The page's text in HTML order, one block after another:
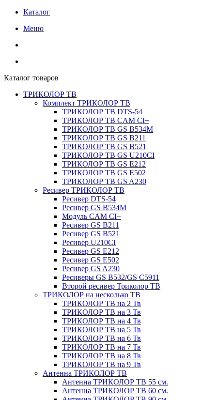
Каталог
Меню
Каталог товаров
ТРИКОЛОР ТВ
Комплект ТРИКОЛОР ТВ
ТРИКОЛОР ТВ DTS-54
ТРИКОЛОР ТВ CAM CI+
ТРИКОЛОР ТВ GS B534M
ТРИКОЛОР ТВ GS B211
ТРИКОЛОР ТВ GS B521
ТРИКОЛОР ТВ GS U210CI
ТРИКОЛОР ТВ GS E212
ТРИКОЛОР ТВ GS E502
ТРИКОЛОР ТВ GS A230
Ресивер ТРИКОЛОР ТВ
Ресивер DTS-54
Ресивер GS B534M
Модуль CAM CI+
Ресивер GS B211
Ресивер GS B521
Ресивер U210CI
Ресивер GS E212
Ресивер GS E502
Ресивер GS A230
Ресиверы GS B532/GS C5911
Второй ресивер Триколор ТВ
ТРИКОЛОР на несколько ТВ
ТРИКОЛОР ТВ на 2 Тв
ТРИКОЛОР ТВ на 3 Тв
ТРИКОЛОР ТВ на 4 Тв
ТРИКОЛОР ТВ на 5 Тв
ТРИКОЛОР ТВ на 6 Тв
ТРИКОЛОР ТВ на 7 Тв
ТРИКОЛОР ТВ на 8 Тв
ТРИКОЛОР ТВ на 9 Тв
Антенна ТРИКОЛОР ТВ
Антенна ТРИКОЛОР ТВ 55 см.
Антенна ТРИКОЛОР ТВ 60 см.